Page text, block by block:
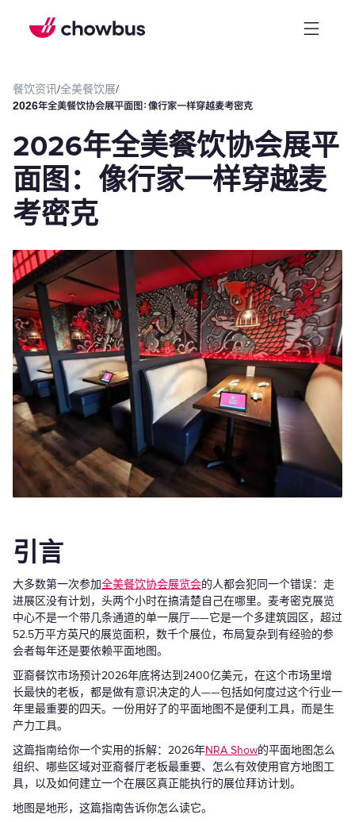
餐饮资讯/全美餐饮展/
‍2026年全美餐饮协会展平面图：像行家一样穿越麦考密克
‍2026年全美餐饮协会展平
面图：像行家一样穿越麦
考密克
引言
大多数第一次参加全美餐饮协会展览会的人都会犯同一个错误：走
进展区没有计划，头两个小时在搞清楚自己在哪里。麦考密克展览
中心不是一个带几条通道的单一展厅——它是一个多建筑园区，超过
52.5万平方英尺的展览面积，数千个展位，布局复杂到有经验的参
会者每年还是要依赖平面地图。
亚裔餐饮市场预计2026年底将达到2400亿美元，在这个市场里增
长最快的老板，都是做有意识决定的人——包括如何度过这个行业一
年里最重要的四天。一份用好了的平面地图不是便利工具，而是生
产力工具。
这篇指南给你一个实用的拆解：2026年NRA Show的平面地图怎么
组织、哪些区域对亚裔餐厅老板最重要、怎么有效使用官方地图工
具，以及如何建立一个在展区真正能执行的展位拜访计划。
地图是地形，这篇指南告诉你怎么读它。